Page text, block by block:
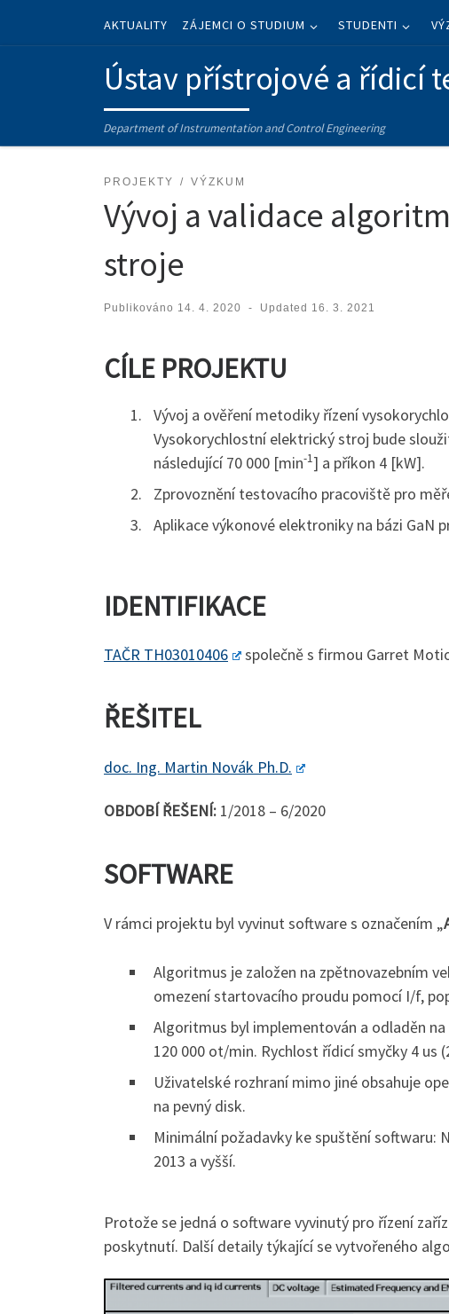
Skip to contentAKTUALITY ZÁJEMCI O STUDIUM STUDENTI
Ústav přístrojové a řídicí
Department of Instrumentation and Control Engineering
PROJEKTY VÝZKUM
Vývoj a validace
stroje
Publikováno 14. 4. 2020 - Updated 16. 3. 2021
CÍLE PROJEKTU
Vývoj a ověření metodiky řízení
Vysokorychlostní elektrický stroj bude
následující 70 000 [min-1] a příkon 4 [kW].
Zprovoznění testovacího pracoviště pro
Aplikace výkonové elektroniky na bázi GaN
IDENTIFIKACE
TAČR TH03010406 společně s firmou Garret
ŘEŠITEL
doc. Ing. Martin Novák Ph.D.
OBDOBÍ ŘEŠENÍ: 1/2018 – 6/2020
SOFTWARE
V rámci projektu byl vyvinut software s označením „
Algoritmus je založen na zpětnovazebním
omezení startovacího proudu pomocí I/f,
Algoritmus byl implementován a odladěn
120 000 ot/min. Rychlost řídicí smyčky 4 us
Uživatelské rozhraní mimo jiné obsahuje
na pevný disk.
Minimální požadavky ke spuštění softwaru:
2013 a vyšší.
Protože se jedná o software vyvinutý pro řízení
poskytnutí. Další detaily týkající se vytvořeného